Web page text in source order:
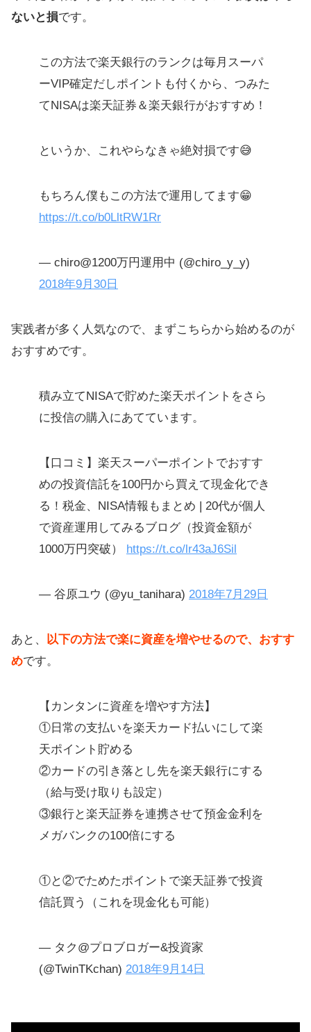
ないと損です。
この方法で楽天銀行のランクは毎月スーパ
ーVIP確定だしポイントも付くから、つみた
てNISAは楽天証券＆楽天銀行がおすすめ！
というか、これやらなきゃ絶対損です😅
もちろん僕もこの方法で運用してます😁
https://t.co/b0LltRW1Rr
— chiro@1200万円運用中 (@chiro_y_y)
2018年9月30日
実践者が多く人気なので、まずこちらから始めるのが
おすすめです。
積み立てNISAで貯めた楽天ポイントをさら
に投信の購入にあてています。
【口コミ】楽天スーパーポイントでおすす
めの投資信託を100円から買えて現金化でき
る！税金、NISA情報もまとめ | 20代が個人
で資産運用してみるブログ（投資金額が
1000万円突破） https://t.co/lr43aJ6Sil
— 谷原ユウ (@yu_tanihara) 2018年7月29日
あと、 以下の方法で楽に資産を増やせるので、おすす
めです。
【カンタンに資産を増やす方法】
①日常の支払いを楽天カード払いにして楽
天ポイント貯める
②カードの引き落とし先を楽天銀行にする
（給与受け取りも設定）
③銀行と楽天証券を連携させて預金金利を
メガバンクの100倍にする
①と②でためたポイントで楽天証券で投資
信託買う（これを現金化も可能）
— タク@プロブロガー&投資家
(@TwinTKchan) 2018年9月14日